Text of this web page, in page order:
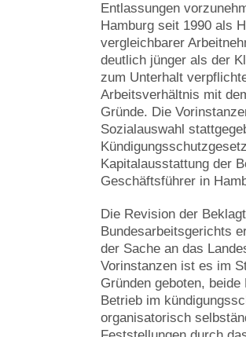
Entlassungen
Hamburg seit 1990 als
vergleichbarer
deutlich jünger als der
zum Unterhalt
Arbeitsverhältnis mit
Gründe. Die
Sozialauswahl
Kapitalausstattung der
Geschäftsführer in
Die Revision der
Bundesarbeitsgerichts
der Sache an das
Vorinstanzen ist es im
Gründen geboten,
Betrieb im
organisatorisch